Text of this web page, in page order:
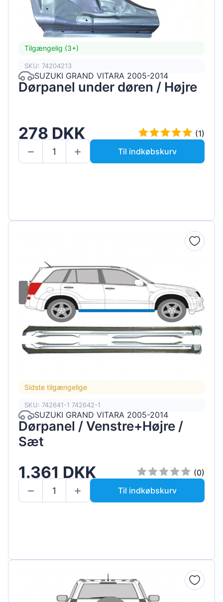
Tilgængelig (3+)
SKU: 74204213
SUZUKI GRAND VITARA 2005-2014
Dørpanel under døren / Højre
278 DKK
(1)
Til indkøbskurv
Sidste tilgængelige
SKU: 742641-1 742642-1
SUZUKI GRAND VITARA 2005-2014
Dørpanel / Venstre+Højre /
Sæt
1.361 DKK
(0)
Til indkøbskurv